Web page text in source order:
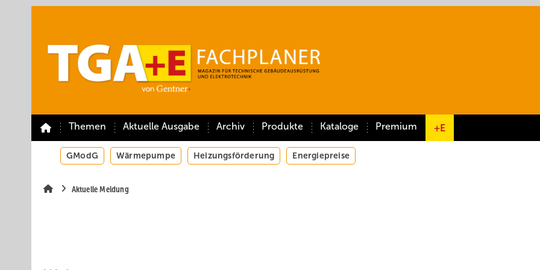
Themen Aktuelle Ausgabe Archiv Produkte Kataloge Premium +E
GModG Wärmepumpe Heizungsförderung Energiepreise
Aktuelle Meldung